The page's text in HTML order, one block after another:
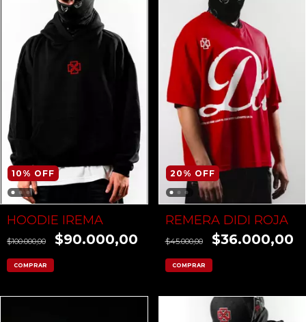
10 % OFF
HOODIE IREMA
$100.000,00 $90.000,00
COMPRAR
20 % OFF
REMERA DIDI ROJA
$45.000,00 $36.000,00
COMPRAR